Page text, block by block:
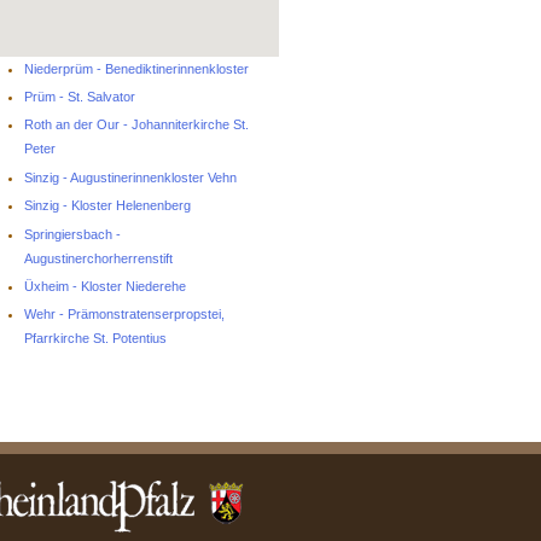
Niederprüm - Benediktinerinnenkloster
Prüm - St. Salvator
Roth an der Our - Johanniterkirche St.
Peter
Sinzig - Augustinerinnenkloster Vehn
Sinzig - Kloster Helenenberg
Springiersbach -
Augustinerchorherrenstift
Üxheim - Kloster Niederehe
Wehr - Prämonstratenserpropstei,
Pfarrkirche St. Potentius